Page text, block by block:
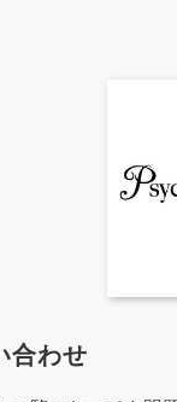
合わせ